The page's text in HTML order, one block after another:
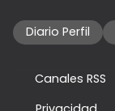
Diario Perfil
Canales RSS